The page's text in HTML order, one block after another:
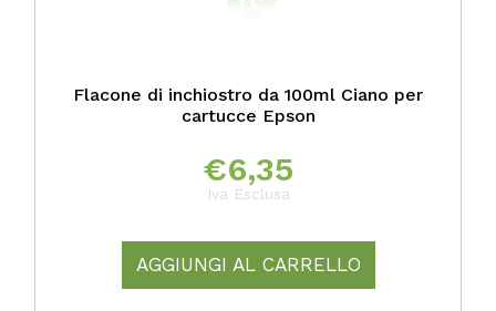
Flacone di inchiostro da 100ml Ciano per
cartucce Epson
€6,35
Iva Esclusa
AGGIUNGI AL CARRELLO